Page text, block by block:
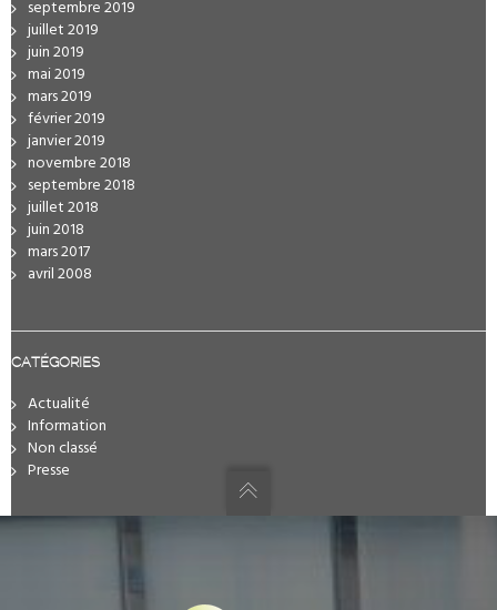
septembre 2019
juillet 2019
juin 2019
mai 2019
mars 2019
février 2019
janvier 2019
novembre 2018
septembre 2018
juillet 2018
juin 2018
mars 2017
avril 2008
CATÉGORIES
Actualité
Information
Non classé
Presse